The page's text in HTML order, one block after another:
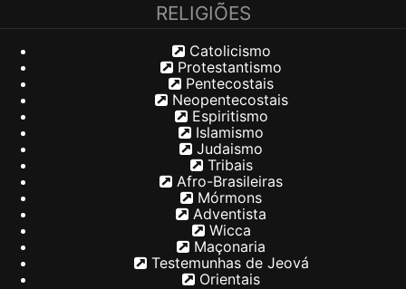
RELIGIÕES
Catolicismo
Protestantismo
Pentecostais
Neopentecostais
Espiritismo
Islamismo
Judaismo
Tribais
Afro-Brasileiras
Mórmons
Adventista
Wicca
Maçonaria
Testemunhas de Jeová
Orientais